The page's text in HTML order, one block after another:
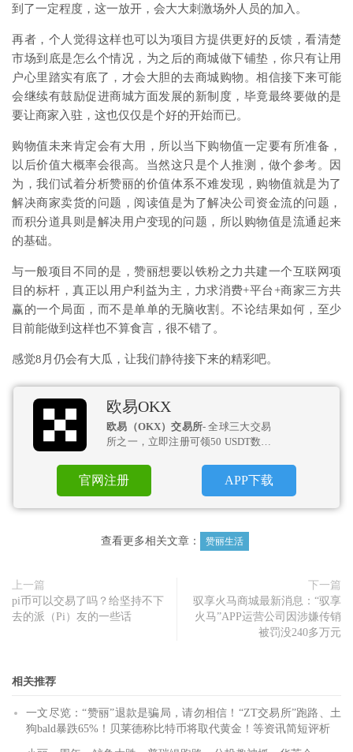
到了一定程度，这一放开，会大大刺激场外人员的加入。
再者，个人觉得这样也可以为项目方提供更好的反馈，看清楚
市场到底是怎么个情况，为之后的商城做下铺垫，你只有让用
户心里踏实有底了，才会大胆的去商城购物。相信接下来可能
会继续有鼓励促进商城方面发展的新制度，毕竟最终要做的是
要让商家入驻，这也仅仅是个好的开始而已。
购物值未来肯定会有大用，所以当下购物值一定要有所准备，
以后价值大概率会很高。当然这只是个人推测，做个参考。因
为，我们试着分析赞丽的价值体系不难发现，购物值就是为了
解决商家卖货的问题，阅读值是为了解决公司资金流的问题，
而积分道具则是解决用户变现的问题，所以购物值是流通起来
的基础。
与一般项目不同的是，赞丽想要以铁粉之力共建一个互联网项
目的标杆，真正以用户利益为主，力求消费+平台+商家三方共
赢的一个局面，而不是单单的无脑收割。不论结果如何，至少
目前能做到这样也不算食言，很不错了。
感觉8月仍会有大瓜，让我们静待接下来的精彩吧。
欧易OKX
欧易（OKX）交易所- 全球三大交易
所之一，立即注册可领50 USDT数币
官网注册 APP下载
查看更多相关文章： 赞丽生活
上一篇
pi币可以交易了吗？给坚持不下
去的派（Pi）友的一些话
下一篇
驭享火马商城最新消息：“驭享
火马”APP运营公司因涉嫌传销
被罚没240多万元
相关推荐
一文尽览：“赞丽”退款是骗局，请勿相信！“ZT交易所”跑路、土
狗bald暴跌65%！贝莱德称比特币将取代黄金！等资讯简短评析